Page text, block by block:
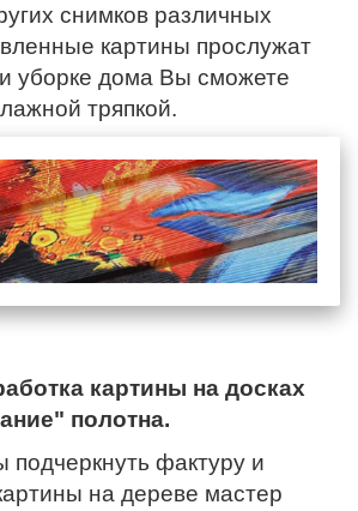
снимков различных
картины прослужат
уборке дома Вы сможете
тряпкой.
картины на досках
полотна.
подчеркнуть фактуру и
на дереве мастер